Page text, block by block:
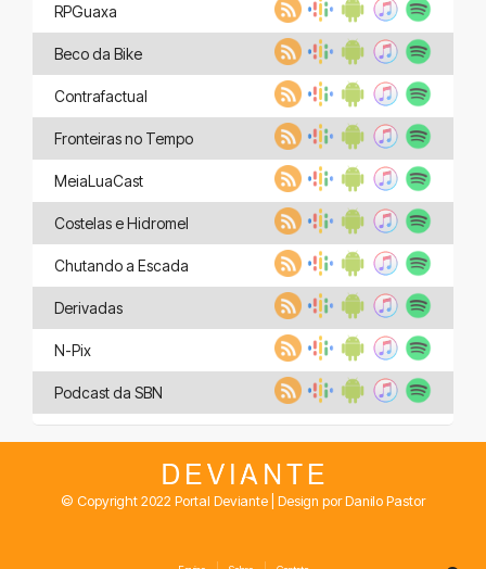
RPGuaxa
Beco da Bike
Contrafactual
Fronteiras no Tempo
MeiaLuaCast
Costelas e Hidromel
Chutando a Escada
Derivadas
N-Pix
Podcast da SBN
© Copyright 2022 Portal Deviante | Design por Danilo Pastor